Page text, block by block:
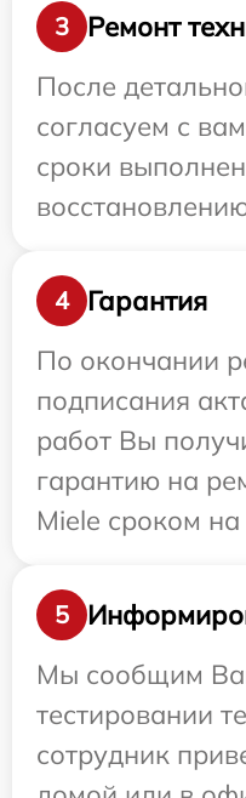
3
Ремонт
После
согласуем с
сроки
4
Гарантия
По окончании
подписания
работ Вы
гарантию на
Miele сроком
5
Мы сообщим
тестировании
сотрудник